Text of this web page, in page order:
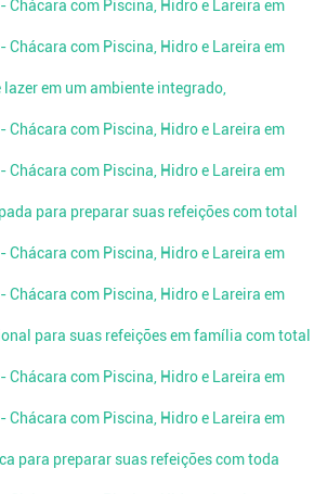
em um ambiente integrado,
para preparar suas refeições com total
para suas refeições em família com total
para preparar suas refeições com toda